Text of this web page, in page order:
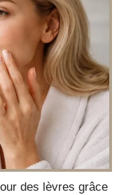
des lèvres grâce